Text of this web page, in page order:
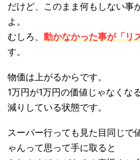
だけど、このまま何もしない事
よ。
むしろ、 動かなかった事が「リ
す。
物価は上がるからです。
1万円が1万円の価値じゃなくな
減りしている状態です。
スーパー行っても見た目同じで
ゃんって思って手に取ると